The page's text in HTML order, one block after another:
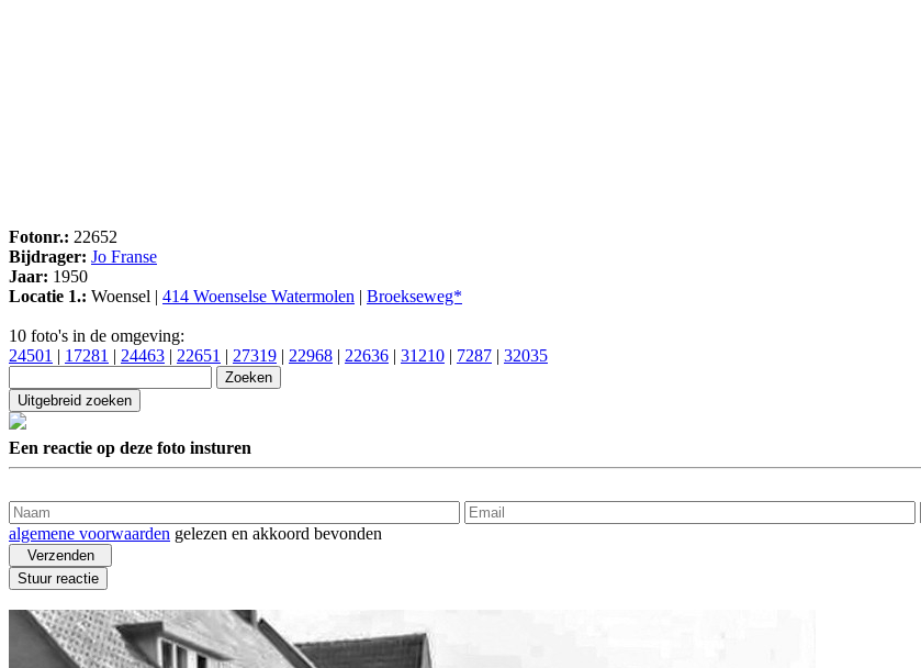
Fotonr.: 22652
Bijdrager: Jo Franse
Jaar: 1950
Locatie 1.: Woensel | 414 Woenselse Watermolen Broekseweg*
10 foto's in de omgeving:
24501
17281 24463 22651 27319 22968 22636 31210 7287 32035
Een reactie op deze foto insturen
algemene voorwaarden gelezen en akkoord bevonden